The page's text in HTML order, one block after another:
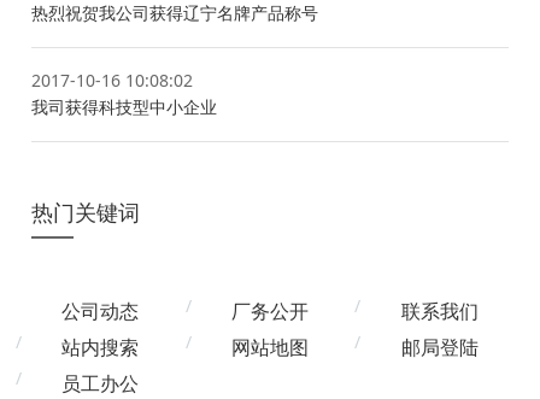
热烈祝贺我公司获得辽宁名牌产品称号
2017-10-16 10:08:02
我司获得科技型中小企业
热门关键词
公司动态 厂务公开
联系我们
站内搜索
网站地图
邮局登陆
员工办公